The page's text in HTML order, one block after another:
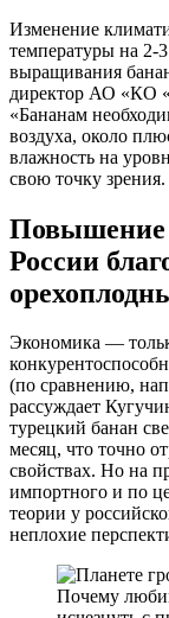
Изменение
температуры на 2-
выращивания
директор АО «КО
«Бананам
воздуха, около
влажность на
свою точку зрения.
Повышение
России
Экономика —
(по сравнению,
рассуждает
турецкий банан
месяц, что точно
свойствах. Но на
импортного и по
теории у
неплохие